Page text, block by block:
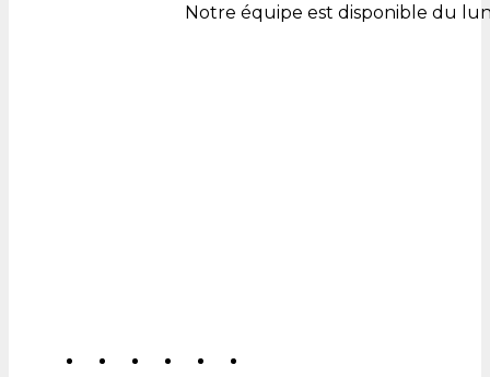
Notre équipe est disponible du